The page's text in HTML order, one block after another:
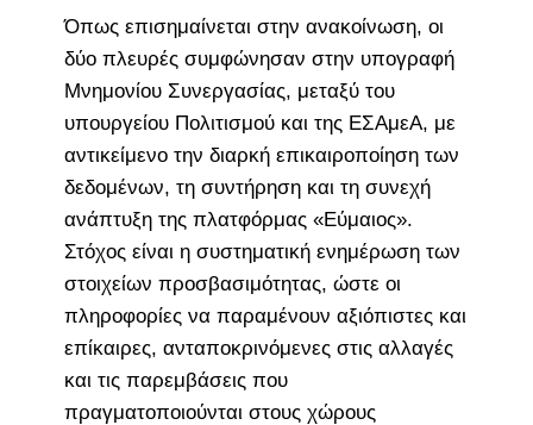
Όπως επισημαίνεται στην ανακοίνωση, οι
δύο πλευρές συμφώνησαν στην υπογραφή
Μνημονίου Συνεργασίας, μεταξύ του
υπουργείου Πολιτισμού και της ΕΣΑμεΑ, με
αντικείμενο την διαρκή επικαιροποίηση των
δεδομένων, τη συντήρηση και τη συνεχή
ανάπτυξη της πλατφόρμας «Εύμαιος».
Στόχος είναι η συστηματική ενημέρωση των
στοιχείων προσβασιμότητας, ώστε οι
πληροφορίες να παραμένουν αξιόπιστες και
επίκαιρες, ανταποκρινόμενες στις αλλαγές
και τις παρεμβάσεις που
πραγματοποιούνται στους χώρους